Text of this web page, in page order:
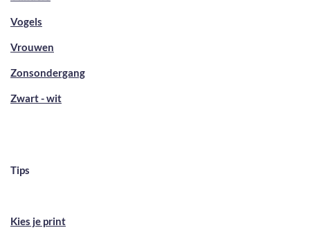
Vogels
Vrouwen
Zonsondergang
Zwart - wit
Tips
Kies je print